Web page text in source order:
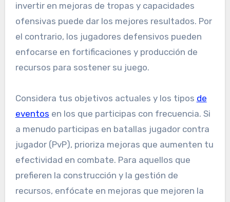
invertir en mejoras de tropas y capacidades
ofensivas puede dar los mejores resultados. Por
el contrario, los jugadores defensivos pueden
enfocarse en fortificaciones y producción de
recursos para sostener su juego.
Considera tus objetivos actuales y los tipos de
eventos en los que participas con frecuencia. Si
a menudo participas en batallas jugador contra
jugador (PvP), prioriza mejoras que aumenten tu
efectividad en combate. Para aquellos que
prefieren la construcción y la gestión de
recursos, enfócate en mejoras que mejoren la